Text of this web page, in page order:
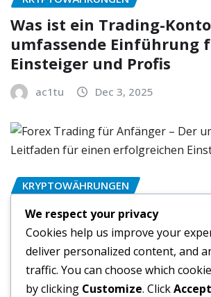
Was ist ein Trading-
umfassende Einführung
Einsteiger und Profis
ac1tu Dec 3, 2025
KRYPTOWÄHRUNGEN
Forex Trading für
umfassende Leitfaden
erfolgreichen Einstieg
ac1tu Dec 3, 2025
We respect your privacy
Cookies help us improve your
deliver personalized content, and
traffic. You can choose which
by clicking Customize. Click